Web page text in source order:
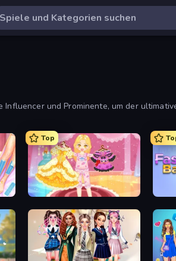
und Prominente, um der
BFF Makeover - Spa & Dress Up
Top
Royal Glow Princess Makeover